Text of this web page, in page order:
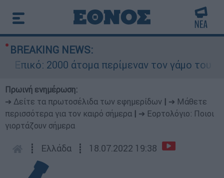
BREAKING NEWS:
2000 άτομα περίμεναν τον γάμο του
Πρωινή ενημέρωση:
➔ Δείτε τα πρωτοσέλιδα των εφημερίδων
➔ Μάθετε
περισσότερα για τον καιρό σήμερα
➔ Εορτολόγιο: Ποιοι
γιορτάζουν σήμερα
┋ Ελλάδα ┋ 18.07.2022 19:38